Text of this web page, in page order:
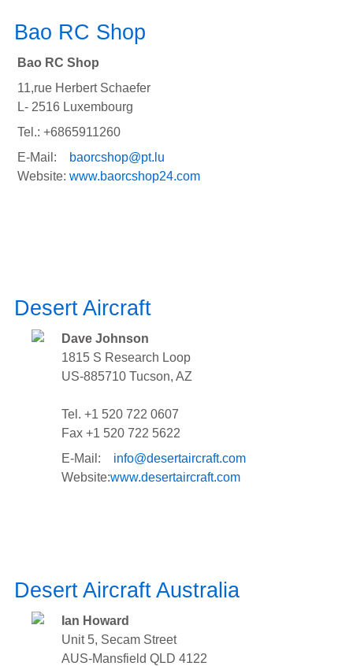
Bao RC Shop
Bao RC Shop
11,rue Herbert Schaefer
L- 2516 Luxembourg
Tel.: +6865911260
E-Mail:
baorcshop@pt.lu
Website: www.baorcshop24.com
Desert Aircraft
Dave Johnson
1815 S Research Loop
US-885710 Tucson, AZ
Tel. +1 520 722 0607
Fax +1 520 722 5622
E-Mail: info@desertaircraft.com
Website:www.desertaircraft.com
Desert Aircraft Australia
Ian Howard
Unit 5, Secam Street
AUS-Mansfield QLD 4122